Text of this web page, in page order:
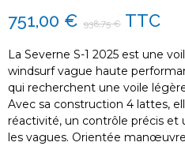
751,00 € 938,75 € TTC
La Severne S-1 2025 est une
windsurf vague haute
qui recherchent une voile
Avec sa construction 4 lattes,
réactivité, un contrôle précis et
les vagues. Orientée